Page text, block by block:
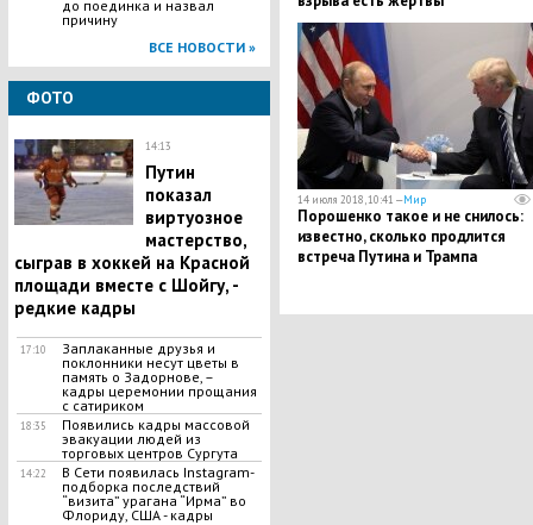
до поединка и назвал
причину
ВСЕ НОВОСТИ »
ФОТО
14:13
Путин
показал
виртуозное
мастерство,
сыграв в хоккей на Красной
площади вместе с Шойгу, -
редкие кадры
17:10
Заплаканные друзья и
поклонники несут цветы в
память о Задорнове, –
кадры церемонии прощания
с сатириком
18:35
Появились кадры массовой
эвакуации людей из
торговых центров Сургута
14:22
В Сети появилась Іnstagram-
подборка последствий
“визита” урагана “Ирма” во
Флориду, США - кадры
14 июля 2018, 10:41 —Мир
Порошенко такое и не снилось:
известно, сколько продлится
встреча Путина и Трампа